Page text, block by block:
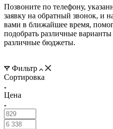
Позвоните по телефону,
заявку на обратный звонок, и
вами в ближайшее время,
подобрать различные
различные бюджеты.
Фильтр
Сортировка
Цена